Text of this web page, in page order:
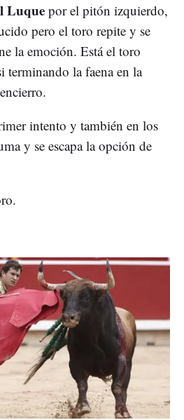
Luque por el pitón izquierdo,
pero el toro repite y se
la emoción. Está el toro
terminando la faena en la
intento y también en los
y se escapa la opción de